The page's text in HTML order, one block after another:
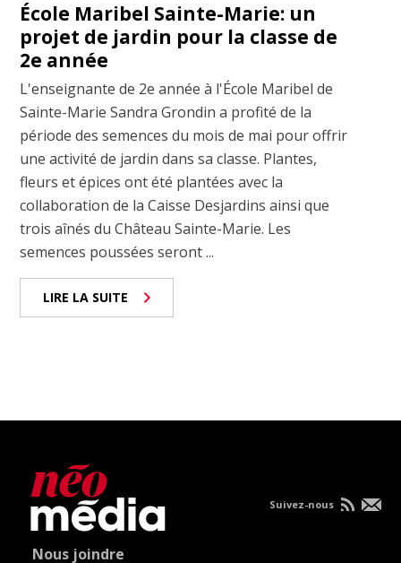
École Maribel Sainte-Marie: un
projet de jardin pour la classe de
2e année
L'enseignante de 2e année à l'École Maribel de
Sainte-Marie Sandra Grondin a profité de la
période des semences du mois de mai pour offrir
une activité de jardin dans sa classe. Plantes,
fleurs et épices ont été plantées avec la
collaboration de la Caisse Desjardins ainsi que
trois aînés du Château Sainte-Marie. Les
semences poussées seront ...
LIRE LA SUITE
Nous joindre
Suivez-nous